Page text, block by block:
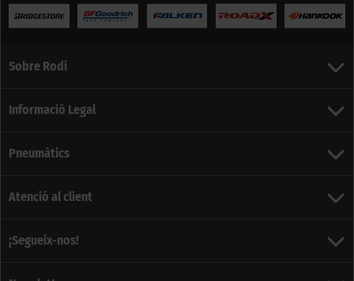
Sobre Rodi
Informació Legal
Pneumàtics
Atenció al client
¡Segueix-nos!